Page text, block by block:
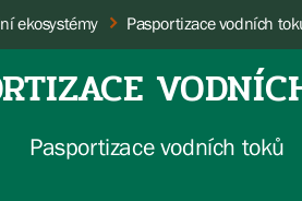
ekosystémy Pasportizace vodních
Pasportizace vodních toků